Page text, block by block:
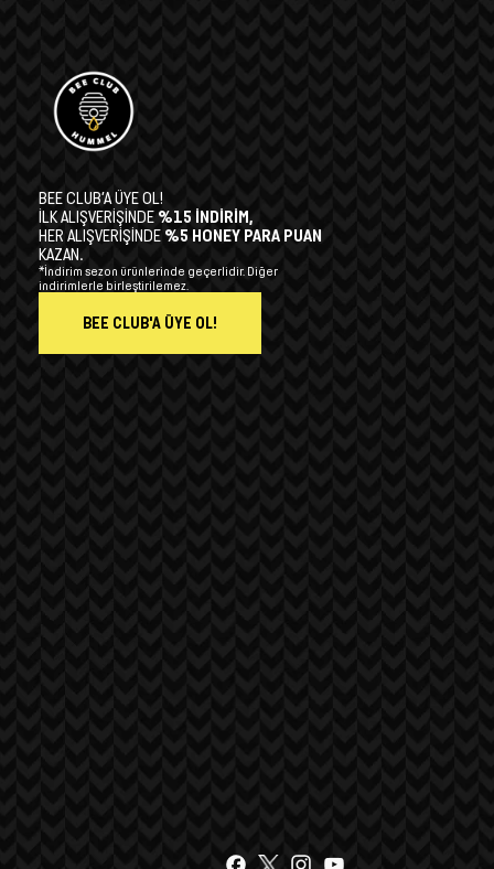
BEE CLUB’A ÜYE OL!
İLK ALIŞVERİŞİNDE %15 İNDİRİM,
HER ALIŞVERİŞİNDE %5 HONEY PARA PUAN
KAZAN.
*İndirim sezon ürünlerinde geçerlidir. Diğer
indirimlerle birleştirilemez.
BEE CLUB'A ÜYE OL!